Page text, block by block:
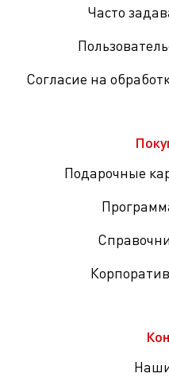
Часто
Согласие на
Подарочные